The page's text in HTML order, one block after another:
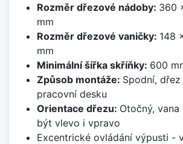
Rozměr dřezové nádoby: 360
mm
Rozměr dřezové vaničky: 148
mm
Minimální šířka skříňky: 600
Způsob montáže: Spodní,
pracovní desku
Orientace dřezu: Otočný,
být vlevo i vpravo
Excentrické ovládání výpusti -